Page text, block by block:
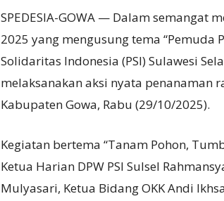
SPEDESIA-GOWA — Dalam semangat
2025 yang mengusung tema “Pemuda
Solidaritas Indonesia (PSI) Sulawesi
melaksanakan aksi nyata penanaman
Kabupaten Gowa, Rabu (29/10/2025).
Kegiatan bertema “Tanam Pohon,
Ketua Harian DPW PSI Sulsel
Mulyasari, Ketua Bidang OKK Andi